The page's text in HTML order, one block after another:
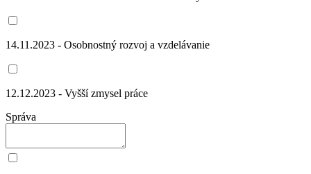
14.11.2023 - Osobnostný rozvoj a vzdelávanie
12.12.2023 - Vyšší zmysel práce
Správa